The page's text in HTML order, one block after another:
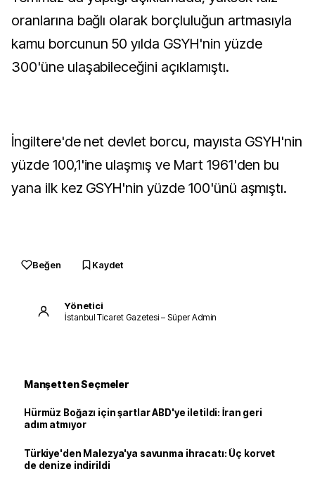
oranlarına bağlı olarak borçluluğun artmasıyla
kamu borcunun 50 yılda GSYH'nin yüzde
300'üne ulaşabileceğini açıklamıştı.
İngiltere'de net devlet borcu, mayısta GSYH'nin
yüzde 100,1'ine ulaşmış ve Mart 1961'den bu
yana ilk kez GSYH'nin yüzde 100'ünü aşmıştı.
Beğen Kaydet
Yönetici
İstanbul Ticaret Gazetesi – Süper Admin
Manşetten Seçmeler
Hürmüz Boğazı için şartlar ABD'ye iletildi: İran geri
adım atmıyor
Türkiye'den Malezya'ya savunma ihracatı: Üç korvet
de denize indirildi